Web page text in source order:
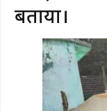
बताया।